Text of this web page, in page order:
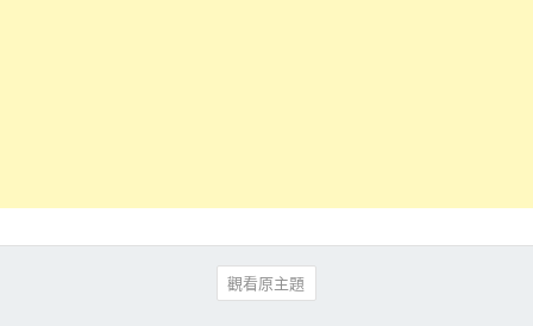
觀看原主題